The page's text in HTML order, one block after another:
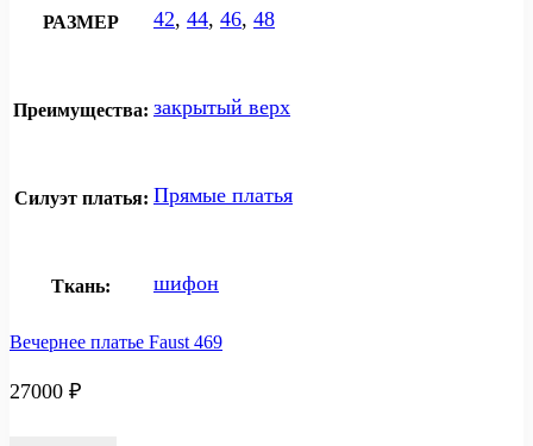
РАЗМЕР 42, 44, 46, 48
Преимущества: закрытый верх
Силуэт платья: Прямые платья
Ткань: шифон
Вечернее платье Faust 469
27000 ₽